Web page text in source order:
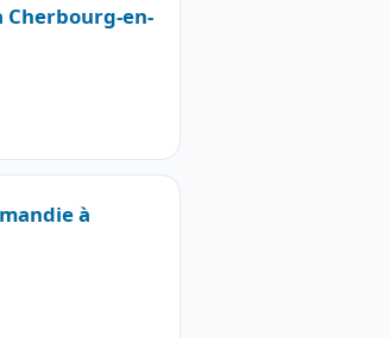
Cherbourg-en-
à